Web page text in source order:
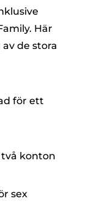
Här
de stora
för ett
två konton
sex